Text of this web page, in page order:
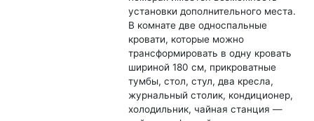
установки дополнительного места.
В комнате две односпальные
кровати, которые можно
трансформировать в одну кровать
шириной 180 см, прикроватные
тумбы, стол, стул, два кресла,
журнальный столик, кондиционер,
холодильник, чайная станция —